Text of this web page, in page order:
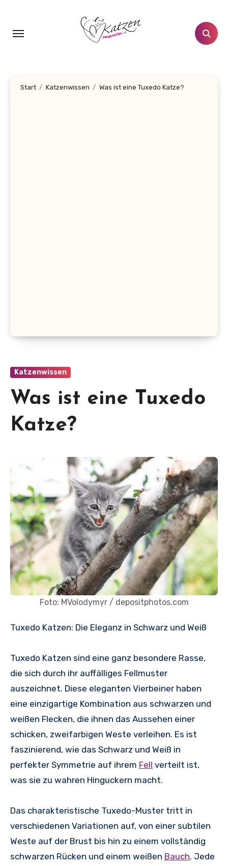
springen
Start Katzenwissen Was ist eine Tuxedo Katze?
Katzenwissen
Was ist eine Tuxedo
Katze?
Foto: MVolodymyr / depositphotos.com
Tuxedo Katzen: Die Eleganz in Schwarz und Weiß
Tuxedo Katzen sind eine ganz besondere Rasse,
die sich durch ihr auffälliges Fellmuster
auszeichnet. Diese eleganten Vierbeiner haben
eine einzigartige Kombination aus schwarzen und
weißen Flecken, die ihnen das Aussehen einer
schicken, zweifarbigen Weste verleihen. Es ist
faszinierend, wie das Schwarz und Weiß in
perfekter Symmetrie auf ihrem Fell verteilt ist,
was sie zu wahren Hinguckern macht.
Das charakteristische Tuxedo-Muster tritt in
verschiedenen Variationen auf, von einer subtilen
Weste auf der Brust bis hin zu einem vollständig
schwarzen Rücken und einem weißen Bauch. Jede